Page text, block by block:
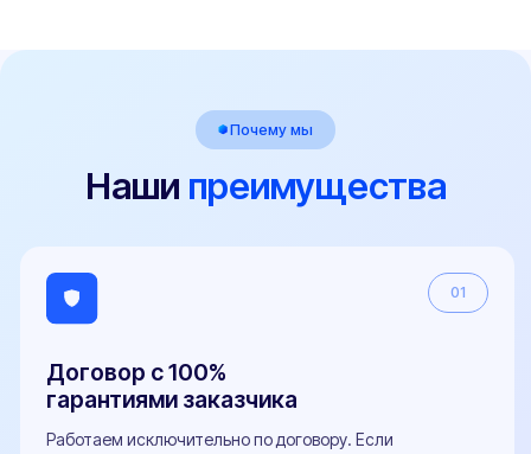
Центральный офис: г. Вологда,
+7 (800) 100-84-55
Телефон
sale@pereoborudovanie-ts.ru